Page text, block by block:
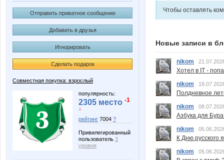
Отправить приватное сообщение
Добавить в друзья
Игнорировать
Сделать подарок
Совместная покупка: взрослый
популярность:
2305 место -1
↓
рейтинг 7004 ?
Привилегированный
пользователь 3
уровня
Чтобы оставлять
Новые записи в
nikom
Хотел в IT -
nikom
Полдневное
nikom
Азбука для
nikom
К Дню русского
nikom